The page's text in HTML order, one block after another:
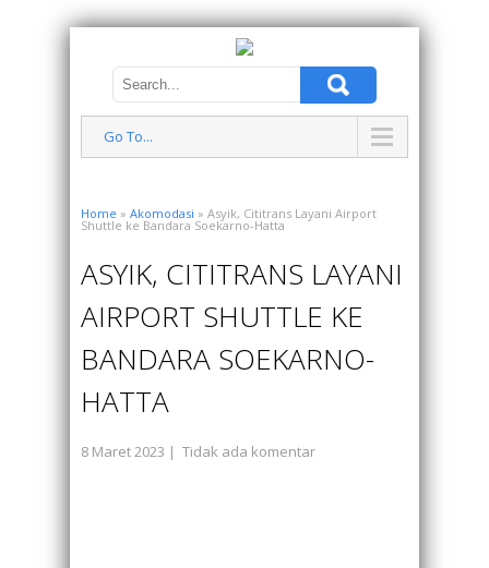
Go To...
Home » Akomodasi » Asyik, Cititrans Layani Airport
Shuttle ke Bandara Soekarno-Hatta
ASYIK, CITITRANS LAYANI
AIRPORT SHUTTLE KE
BANDARA SOEKARNO-
HATTA
8 Maret 2023 | Tidak ada komentar